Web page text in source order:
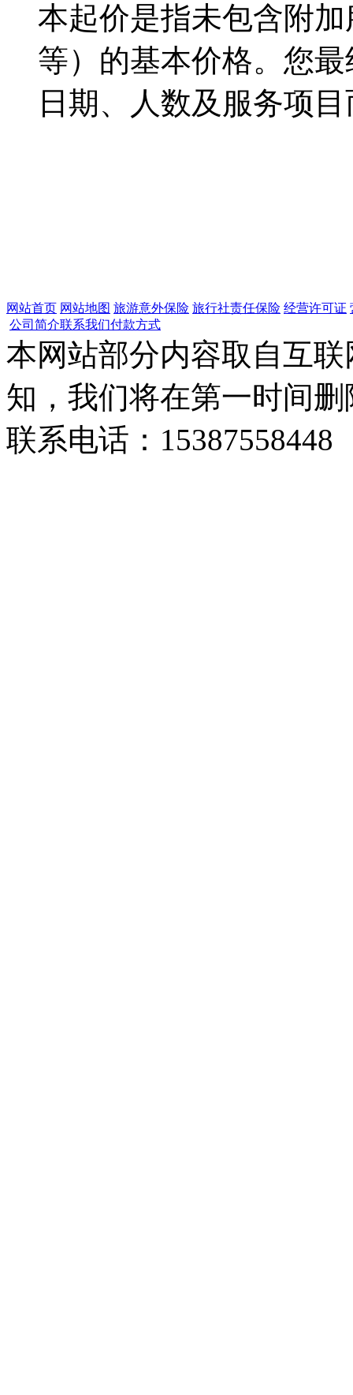
本起价是指未包含附
等）的基本价格。您
日期、人数及服务项
网站首页 网站地图 旅游意外保险 旅行社责任保险 经营许可证
公司简介联系我们付款方式
本网站部分内容取自互
知，我们将在第一时间
联系电话：15387558448